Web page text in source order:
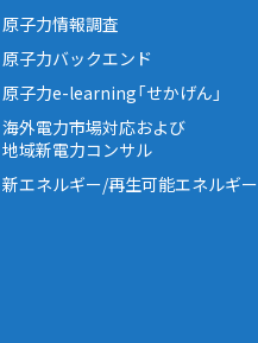
原子力情報調査
原子力バックエンド
原子力e-learning「せかげん」
海外電力市場対応および
地域新電力コンサル
新エネルギー/再生可能エネルギー